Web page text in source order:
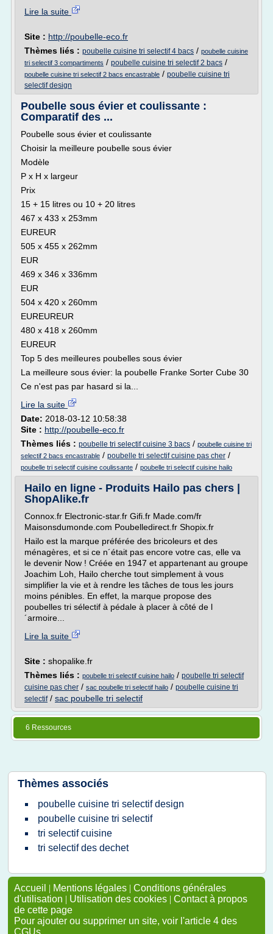
Lire la suite
Site : http://poubelle-eco.fr
Thèmes liés : poubelle cuisine tri selectif 4 bacs / poubelle cuisine
tri selectif 3 compartiments / poubelle cuisine tri selectif 2 bacs /
poubelle cuisine tri selectif 2 bacs encastrable / poubelle cuisine tri
selectif design
Poubelle sous évier et coulissante :
Comparatif des ...
Poubelle sous évier et coulissante
Choisir la meilleure poubelle sous évier
Modèle
P x H x largeur
Prix
15 + 15 litres ou 10 + 20 litres
467 x 433 x 253mm
EUREUR
505 x 455 x 262mm
EUR
469 x 346 x 336mm
EUR
504 x 420 x 260mm
EUREUREUR
480 x 418 x 260mm
EUREUR
Top 5 des meilleures poubelles sous évier
La meilleure sous évier: la poubelle Franke Sorter Cube 30
Ce n'est pas par hasard si la...
Lire la suite
Date: 2018-03-12 10:58:38
Site : http://poubelle-eco.fr
Thèmes liés : poubelle tri selectif cuisine 3 bacs / poubelle cuisine tri
selectif 2 bacs encastrable / poubelle tri selectif cuisine pas cher /
poubelle tri selectif cuisine coulissante / poubelle tri selectif cuisine hailo
Hailo en ligne - Produits Hailo pas chers |
ShopAlike.fr
Connox.fr Electronic-star.fr Gifi.fr Made.com/fr
Maisonsdumonde.com Poubelledirect.fr Shopix.fr
Hailo est la marque préférée des bricoleurs et des
ménagères, et si ce n´était pas encore votre cas, elle va
le devenir Now ! Créée en 1947 et appartenant au groupe
Joachim Loh, Hailo cherche tout simplement à vous
simplifier la vie et à rendre les tâches de tous les jours
moins pénibles. En effet, la marque propose des
poubelles tri sélectif à pédale à placer à côté de l
´armoire...
Lire la suite
Site : shopalike.fr
Thèmes liés : poubelle tri selectif cuisine hailo / poubelle tri selectif
cuisine pas cher / sac poubelle tri selectif hailo / poubelle cuisine tri
selectif/ sac poubelle tri selectif
6 Ressources
Thèmes associés
poubelle cuisine tri selectif design
poubelle cuisine tri selectif
tri selectif cuisine
tri selectif des dechet
Accueil | Mentions légales | Conditions générales
d'utilisation | Utilisation des cookies | Contact à propos
de cette page
Pour ajouter ou supprimer un site, voir l'article 4 des
CGUs